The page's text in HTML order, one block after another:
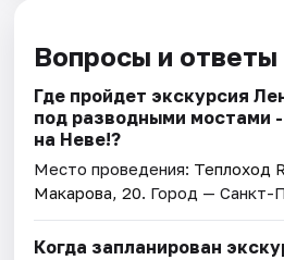
Вопросы и ответы
Где пройдет экскурсия
под разводными мостами
на Неве!?
Место проведения: Теплоход
Макарова, 20. Город — Санкт-
Когда запланирован